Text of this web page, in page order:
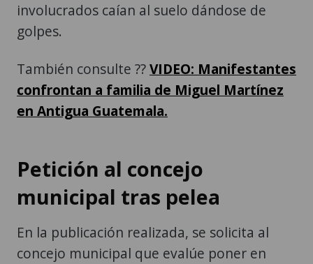
involucrados caían al suelo dándose de
golpes.
También consulte ??VIDEO: Manifestantes
confrontan a familia de Miguel Martínez
en Antigua Guatemala.
Petición al concejo
municipal tras pelea
En la publicación realizada, se solicita al
concejo municipal que evalúe poner en